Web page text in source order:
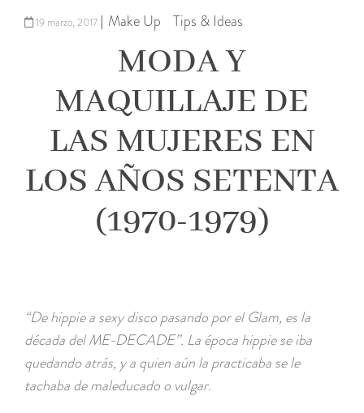
19 marzo, 2017 Make Up Tips & Ideas
MODA Y
MAQUILLAJE DE
LAS MUJERES EN
LOS AÑOS SETENTA
(1970-1979)
“De hippie a sexy disco pasando por el Glam, es la
década del ME-DECADE”. La época hippie se iba
quedando atrás, y a quien aún la practicaba se le
tachaba de maleducado o vulgar.